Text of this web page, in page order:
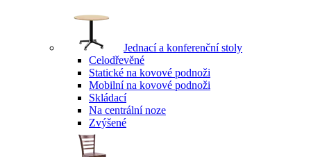
Jednací a konferenční stoly
Celodřevěné
Statické na kovové podnoži
Mobilní na kovové podnoži
Skládací
Na centrální noze
Zvýšené